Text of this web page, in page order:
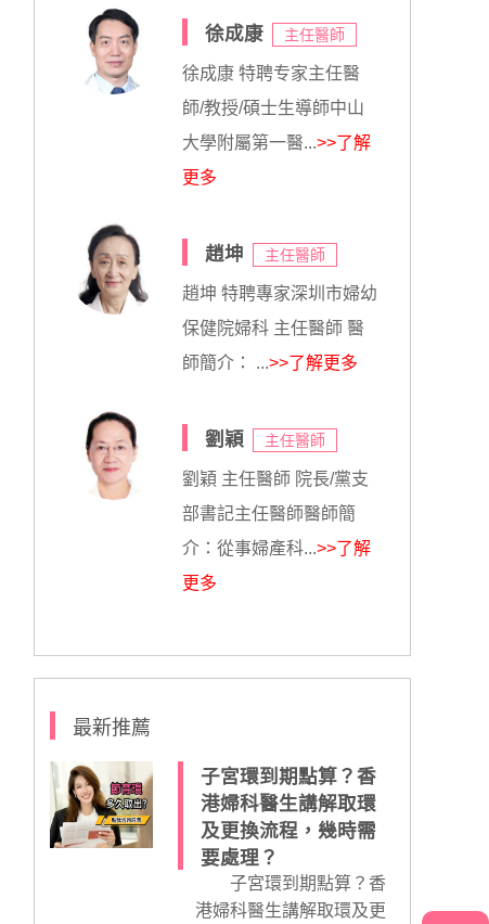
徐成康 主任醫師
徐成康 特聘专家主任醫
師/教授/碩士生導師中山
大學附屬第一醫...>>了解
更多
趙坤 主任醫師
趙坤 特聘專家深圳市婦幼
保健院婦科 主任醫師 醫
師簡介： ...>>了解更多
劉穎 主任醫師
劉穎 主任醫師 院長/黨支
部書記主任醫師醫師簡
介：從事婦產科...>>了解
更多
最新推薦
子宮環到期點算？香
港婦科醫生講解取環
及更換流程，幾時需
要處理？
子宮環到期點算？香
港婦科醫生講解取環及更